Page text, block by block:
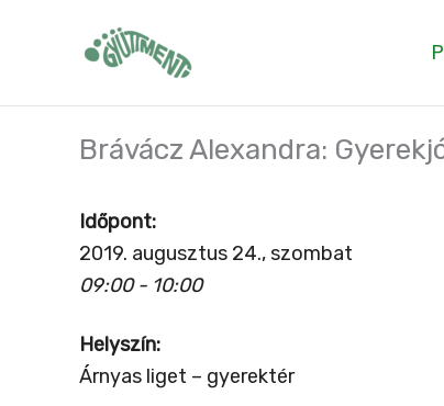
Brávácz Alexandra:
Időpont:
2019. augusztus 24., szombat
09:00 - 10:00
Helyszín:
Árnyas liget – gyerektér